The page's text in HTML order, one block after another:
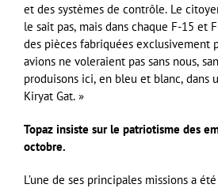
et des systèmes de contrôle. Le
le sait pas, mais dans chaque F-15 et
des pièces fabriquées exclusivement
avions ne voleraient pas sans nous,
produisons ici, en bleu et blanc, dans
Kiryat Gat. »
Topaz insiste sur le patriotisme des
octobre.
L’une de ses principales missions a